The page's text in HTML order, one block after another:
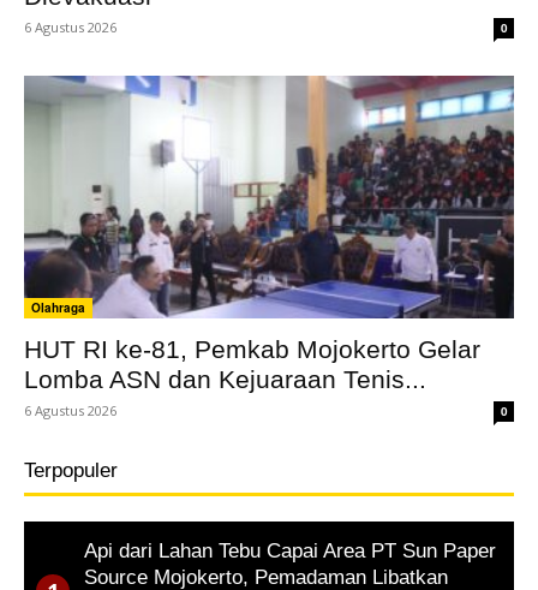
6 Agustus 2026 0
Olahraga
HUT RI ke-81, Pemkab Mojokerto Gelar
Lomba ASN dan Kejuaraan Tenis...
6 Agustus 2026 0
Terpopuler
Api dari Lahan Tebu Capai Area PT Sun Paper
Source Mojokerto, Pemadaman Libatkan